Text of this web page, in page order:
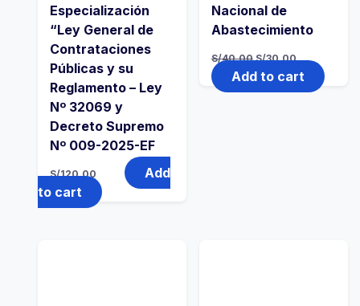
Especialización
“Ley General de
Contrataciones
Públicas y su
Reglamento – Ley
Nº 32069 y
Decreto Supremo
Nº 009-2025-EF
S/120.00
Add
to cart
Nacional de
Abastecimiento
S/40.00 S/30.00
Add to cart